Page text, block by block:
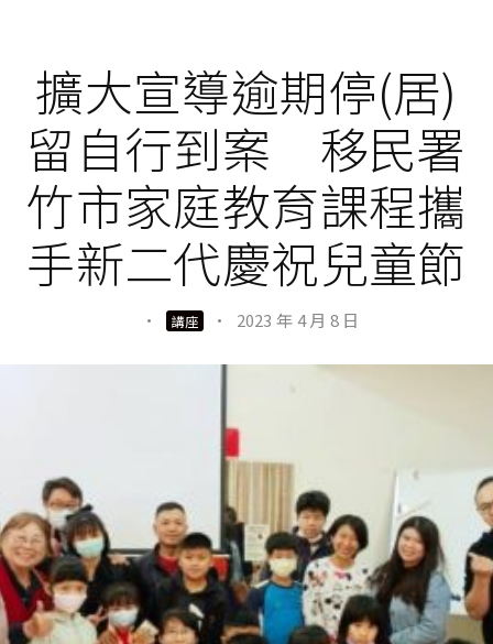
擴大宣導逾期停(居)
留自行到案 移民署
竹市家庭教育課程攜
手新二代慶祝兒童節
· 講座 · 2023 年 4 月 8 日